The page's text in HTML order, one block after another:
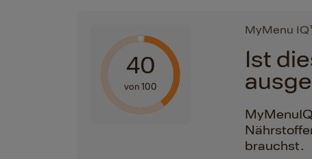
40
von 100
MyMenu
Ist
brauchst.